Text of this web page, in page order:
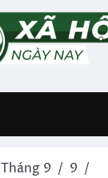
Tháng 9
9